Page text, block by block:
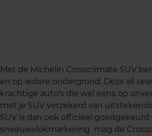
Met de Michelin Crossclimate SUV
en op iedere ondergrond. Deze all
krachtige auto's die wel eens op
met je SUV verzekerd van
SUV is dan ook officieel
sneeuwvlokmarkering mag de